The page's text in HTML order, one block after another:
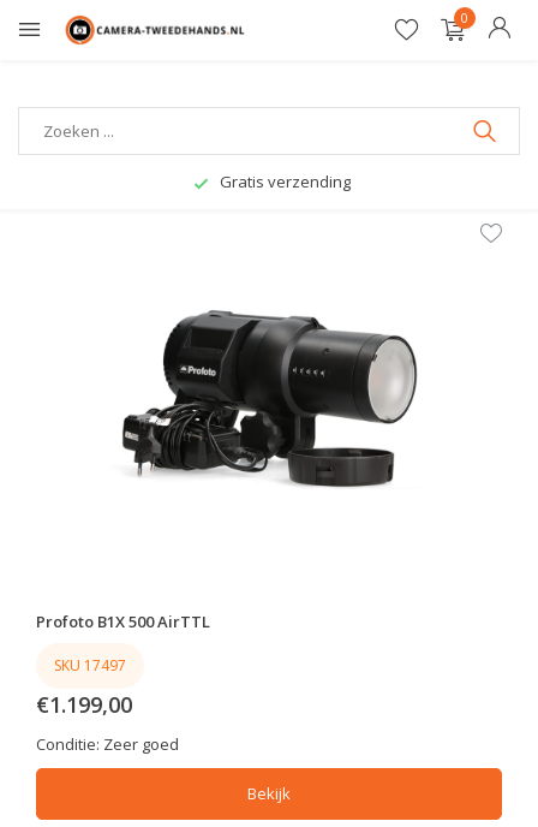
0
Gratis verzending
Profoto B1X 500 AirTTL
SKU 17497
€1.199,00
Conditie: Zeer goed
Bekijk